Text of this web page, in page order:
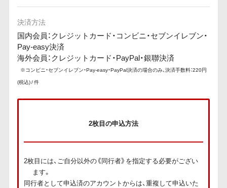
決済方法
国内会員：クレジットカード・コンビニ・セブンイレブン・
Pay-easy決済
海外会員：クレジットカード・PayPal・銀聯決済
※コンビニ・セブンイレブン・Pay-easy・PayPal決済の場合のみ、決済手数料：220円
(税込) / 件
2枚目の申込方法
2枚目には、ご自分以外の《同行者》を指定する必要がござい
ます。
同行者として申込済のアカウントからは、重複して申込いた